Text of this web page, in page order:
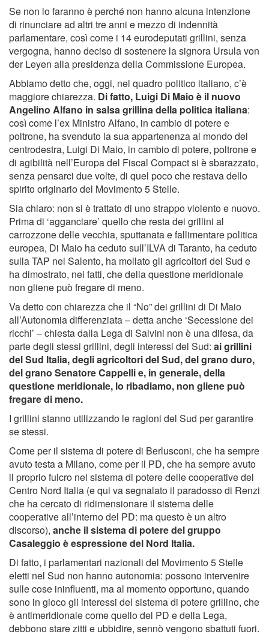
Se non lo faranno è perché non hanno alcuna intenzione
di rinunciare ad altri tre anni e mezzo di indennità
parlamentare, così come i 14 eurodeputati grillini, senza
vergogna, hanno deciso di sostenere la signora Ursula von
der Leyen alla presidenza della Commissione Europea.
Abbiamo detto che, oggi, nel quadro politico italiano, c’è
maggiore chiarezza. Di fatto, Luigi Di Maio è il nuovo
Angelino Alfano in salsa grillina della politica italiana:
così come l’ex Ministro Alfano, in cambio di potere e
poltrone, ha svenduto la sua appartenenza al mondo del
centrodestra, Luigi Di Maio, in cambio di potere, poltrone e
di agibilità nell’Europa del Fiscal Compact si è sbarazzato,
senza pensarci due volte, di quel poco che restava dello
spirito originario del Movimento 5 Stelle.
Sia chiaro: non si è trattato di uno strappo violento e nuovo.
Prima di ‘agganciare’ quello che resta dei grillini al
carrozzone delle vecchia, sputtanata e fallimentare politica
europea, Di Maio ha ceduto sull’ILVA di Taranto, ha ceduto
sulla TAP nel Salento, ha mollato gli agricoltori del Sud e
ha dimostrato, nei fatti, che della questione meridionale
non gliene può fregare di meno.
Va detto con chiarezza che il “No” dei grillini di Di Maio
all’Autonomia differenziata – detta anche ‘Secessione dei
ricchi’ – chiesta dalla Lega di Salvini non è una difesa, da
parte degli stessi grillini, degli interessi del Sud: ai grillini
del Sud Italia, degli agricoltori del Sud, del grano duro,
del grano Senatore Cappelli e, in generale, della
questione meridionale, lo ribadiamo, non gliene può
fregare di meno.
I grillini stanno utilizzando le ragioni del Sud per garantire
se stessi.
Come per il sistema di potere di Berlusconi, che ha sempre
avuto testa a Milano, come per il PD, che ha sempre avuto
il proprio fulcro nel sistema di potere delle cooperative del
Centro Nord Italia (e qui va segnalato il paradosso di Renzi
che ha cercato di ridimensionare il sistema delle
cooperative all’interno del PD: ma questo è un altro
discorso), anche il sistema di potere del gruppo
Casaleggio è espressione del Nord Italia.
Di fatto, i parlamentari nazionali del Movimento 5 Stelle
eletti nel Sud non hanno autonomia: possono intervenire
sulle cose ininfluenti, ma al momento opportuno, quando
sono in gioco gli interessi del sistema di potere grillino, che
è antimeridionale come quello del PD e della Lega,
debbono stare zitti e ubbidire, sennò vengono sbattuti fuori.